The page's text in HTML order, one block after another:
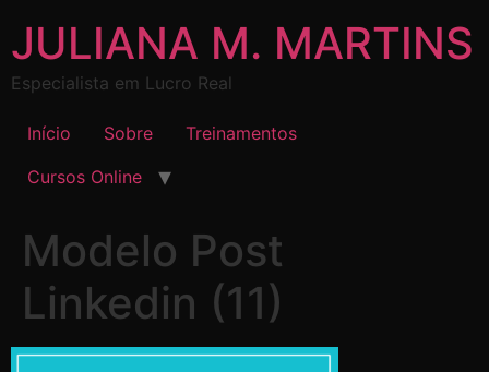
JULIANA M. MARTINS
Especialista em Lucro Real
Início Sobre
Treinamentos
Cursos Online
Modelo Post
Linkedin (11)